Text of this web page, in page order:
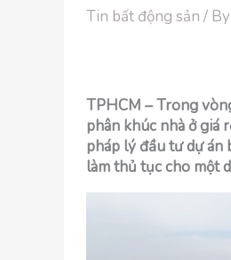
Tin bất động sản / By
TPHCM – Trong
phân khúc nhà ở giá
pháp lý đầu tư dự án
làm thủ tục cho một